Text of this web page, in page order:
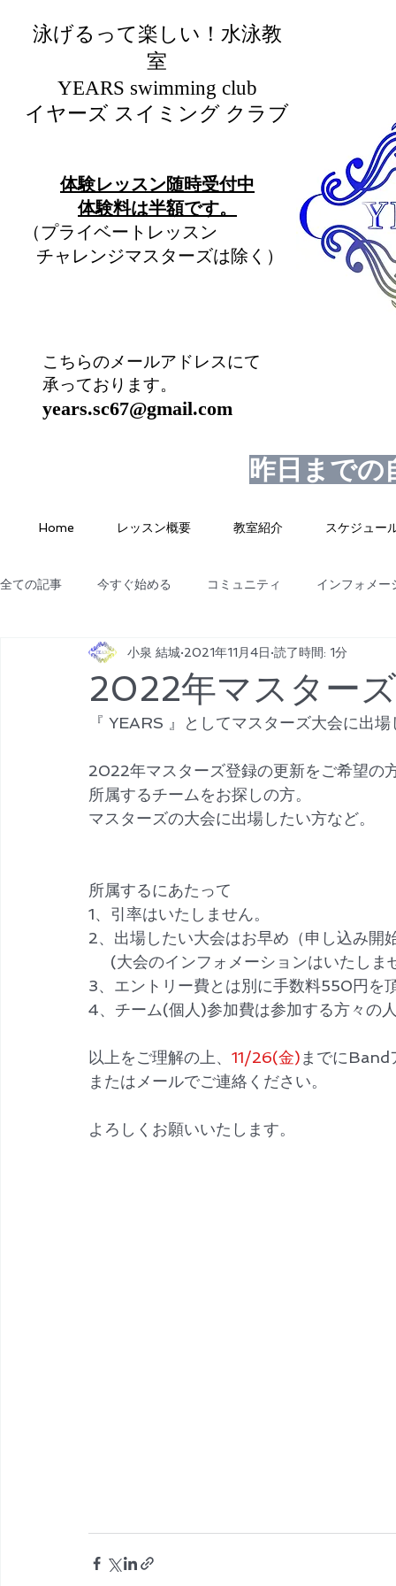
泳げるって楽しい！水泳教
室
​YEARS swimming club
イヤーズ スイミング クラブ
​体験レッスン随時受付中
​体験料は半額です。
（プライベートレッスン
チャレンジマスターズは除く）
こちらのメールアドレスにて
承っております。
years.sc67@gmail.com
昨日までの
Home レッスン概要 教室紹介 スケジュー
全ての記事 今すぐ始める コミュニティ インフォメー
2022年マスター
小泉 結城 2021年11月4日 読了時間: 1分
『 YEARS 』としてマスターズ大会に出
2022年マスターズ登録の更新をご希望の
所属するチームをお探しの方。
マスターズの大会に出場したい方など。
所属するにあたって
1、引率はいたしません。
2、出場したい大会はお早め（申し込み開
(大会のインフォメーションはいたしま
3、エントリー費とは別に手数料550円を
4、チーム(個人)参加費は参加する方々の
以上をご理解の上、 11/26(金) までにBand
またはメールでご連絡ください。
よろしくお願いいたします。